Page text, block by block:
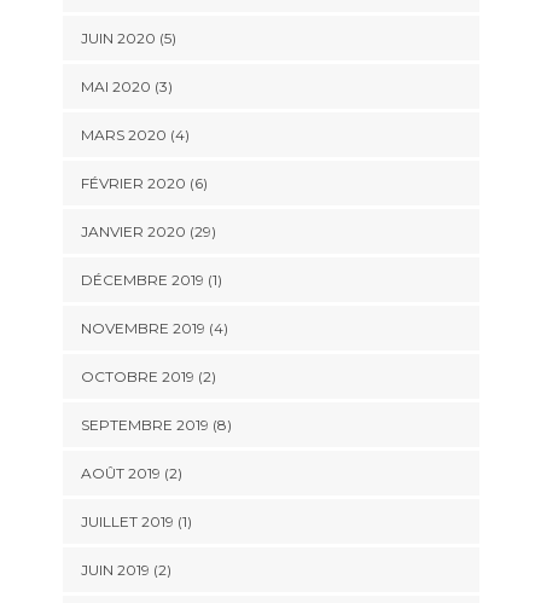
JUIN 2020 (5)
MAI 2020 (3)
MARS 2020 (4)
FÉVRIER 2020 (6)
JANVIER 2020 (29)
DÉCEMBRE 2019 (1)
NOVEMBRE 2019 (4)
OCTOBRE 2019 (2)
SEPTEMBRE 2019 (8)
AOÛT 2019 (2)
JUILLET 2019 (1)
JUIN 2019 (2)